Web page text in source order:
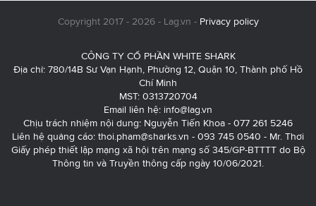
Copyright 2017 - 2026 - Lag.vn - Privacy policy
CÔNG TY CỔ PHẦN WHITE SHARK
Địa chỉ: 780/14B Sư Vạn Hạnh, Phường 12, Quận 10, Thành phố Hồ
Chí Minh
MST: 0313720704
Email liên hệ: info@lag.vn
Chịu trách nhiệm nội dung: Nguyễn Tiến Khoa - 077 261 5246
Liên hệ quảng cáo: thoi.pham@sharks.vn - 093 745 0540 - Mr. Thơi
Giấy phép thiết lập mạng xã hội trên mạng số 345/GP-BTTTT do Bộ
Thông tin và Truyền thông cấp ngày 10/06/2021.